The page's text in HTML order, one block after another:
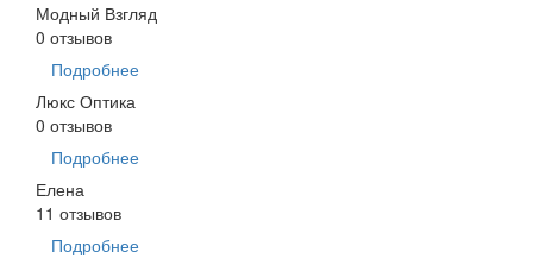
Модный Взгляд
0 отзывов
Подробнее
Люкс Оптика
0 отзывов
Подробнее
Елена
11 отзывов
Подробнее